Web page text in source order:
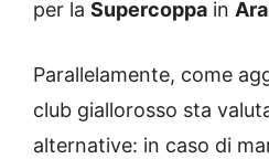
per la Supercoppa in
Parallelamente, come
club giallorosso sta
alternative: in caso di